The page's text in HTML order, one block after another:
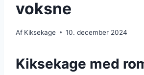
voksne
Af Kiksekage 10. december 2024
Kiksekage med